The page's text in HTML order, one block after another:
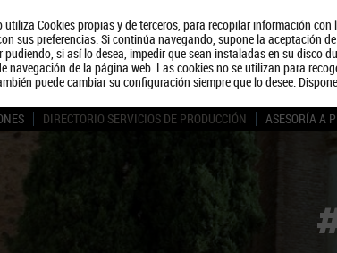
utiliza Cookies propias y de terceros, para recopilar información
sus preferencias. Si continúa navegando, supone la aceptación
pudiendo, si así lo desea, impedir que sean instaladas en su disco
navegación de la página web. Las cookies no se utilizan para
puede cambiar su configuración siempre que lo desee.
DIRECTORIO SERVICIOS DE PRODUCCIÓN ASESORÍA A